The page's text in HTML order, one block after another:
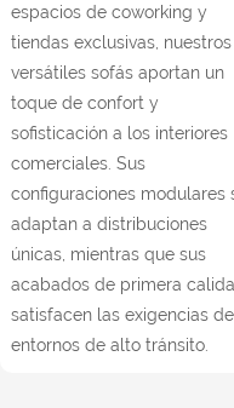
espacios de coworking y
tiendas exclusivas, nuestros
versátiles sofás aportan un
toque de confort y
sofisticación a los interiores
comerciales. Sus
configuraciones modulares
adaptan a distribuciones
únicas, mientras que sus
acabados de primera
satisfacen las exigencias de
entornos de alto tránsito.